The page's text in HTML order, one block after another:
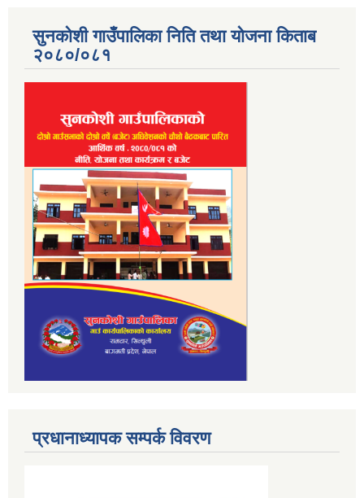
सुनकोशी गाउँपालिका निति तथा योजना किताब
२०८०/०८१
प्रधानाध्यापक सम्पर्क विवरण